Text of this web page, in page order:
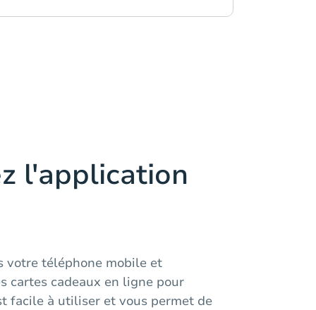
l'application
votre téléphone mobile et
cartes cadeaux en ligne pour
facile à utiliser et vous permet de